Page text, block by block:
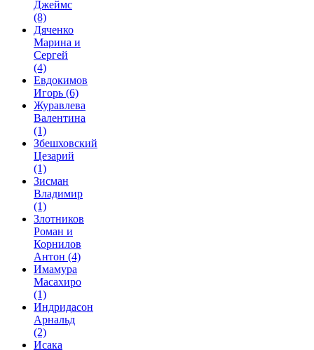
Джеймс
(8)
Дяченко
Марина и
Сергей
(4)
Евдокимов
Игорь (6)
Журавлева
Валентина
(1)
Збешховский
Цезарий
(1)
Зисман
Владимир
(1)
Злотников
Роман и
Корнилов
Антон (4)
Имамура
Масахиро
(1)
Индридасон
Арнальд
(2)
Исака